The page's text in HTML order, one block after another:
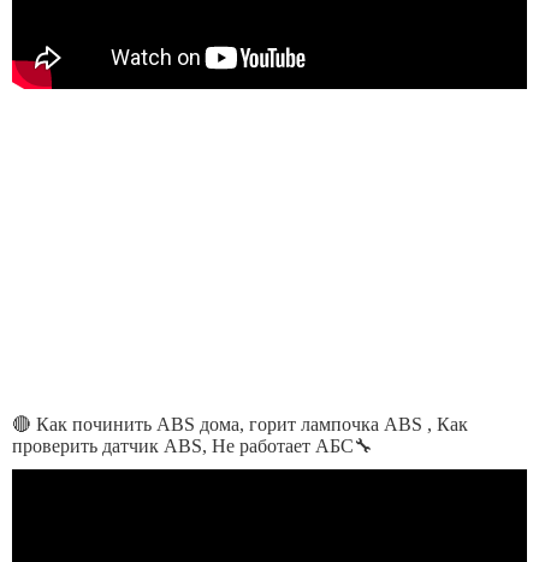
🔴 Как починить ABS дома, горит лампочка ABS , Как
проверить датчик ABS, Не работает АБС🔧